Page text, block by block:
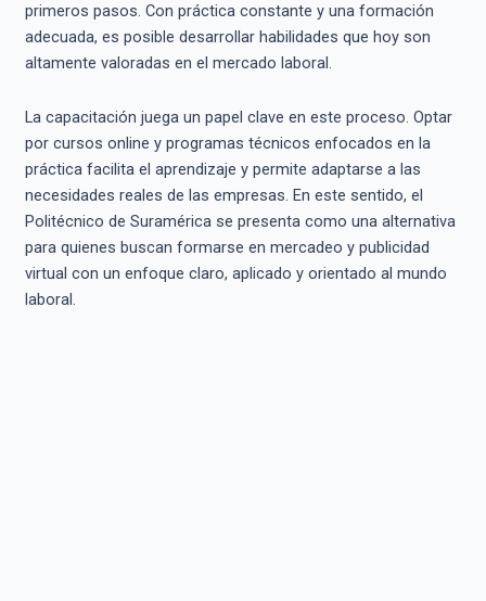
primeros pasos. Con práctica constante y una formación
adecuada, es posible desarrollar habilidades que hoy son
altamente valoradas en el mercado laboral.
La capacitación juega un papel clave en este proceso. Optar
por cursos online y programas técnicos enfocados en la
práctica facilita el aprendizaje y permite adaptarse a las
necesidades reales de las empresas. En este sentido, el
Politécnico de Suramérica se presenta como una alternativa
para quienes buscan formarse en mercadeo y publicidad
virtual con un enfoque claro, aplicado y orientado al mundo
laboral.